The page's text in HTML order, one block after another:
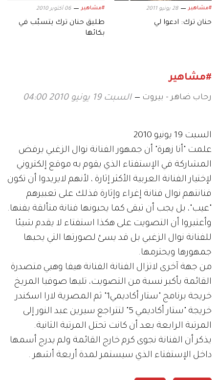
#مشاهير 28 يونيو 2011
حنان ترك: ادعوا لي
#مشاهير 06 أكتوبر 2010
طليق حنان ترك يتسبّب في
بكائها
#مشاهير
رحاب ضاهر - بيروت السبت 19 يونيو 2010 04:00
السبت 19 يونيو 2010
علمت "أنا زهرة" أن جمهور الفنانة نوال الزغبي يرفض
المشاركة في الإستفتاء الذي يقوم به موقع إلكتروني
لإختيار الفنانة العربية الأكثر إثارة ، لأنهم لايريدوا أن تكون
فنانتهم نوال فنانة إغراء وإثارة فذلك على تعبيرهم
"عيب"، بل يجب أن تبقى كما يحبونها فنانة متألقة بفنها.
وأعتبروا أن التصويت على هكذا استفتاء لا يقدم شيئا
للفنانة نوال الزغبي بل قد يسئ لصورتها التي يحبها
جمهورها ويحترمها.
من جهة آخرى لاتزال الفنانة الفنانة هيفا وهبي متصدرة
القائمة بأكبر نسبة من التصويت، تليها صوفيا المريخ
خريجة برنامج "ستار أكاديمي1" ثم المصرية لارا اسكندر
خريجة "ستار أكاديمي 5" لتتراجع سيرين عبد النور إلى
المرتبة الرابعة بعد أن كانت تحتل المرتبة الثانية.
يذكر أن الفنانة نجوى كرم خارج القائمة ولم يدرج أسمها
داخل الإستفتاء الذي سيستمر لمدة أربعة أشهر .